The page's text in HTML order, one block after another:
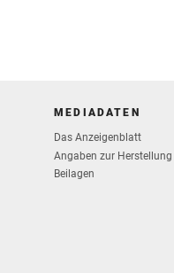
MEDIADATEN
Das Anzeigenblatt
Angaben zur Herstellung
Beilagen